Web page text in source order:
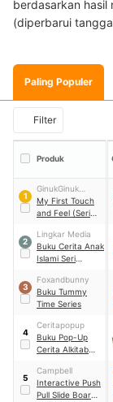
berdasarkan
(diperbarui
Paling Populer
Filter
Produk
1
GinukGinuk
Books
My First Touch
and Feel (Seri
2
Lingkar Media
Buku Cerita Anak
Islami Seri
Al-Qur'an
3
Foxandbunny
Buku Tummy
Time Series
4
Ceritapopup
Buku Pop-Up
Cerita Alkitab
Menyeberangi
Laut Merah
5
Campbell
Interactive Push
Pull Slide Board